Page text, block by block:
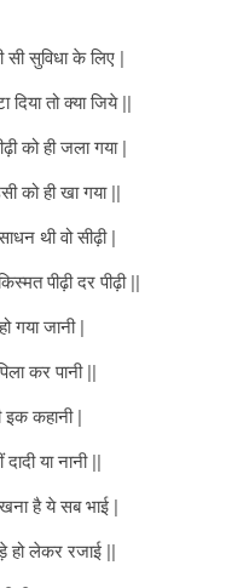
सुविधा के लिए |
तो क्या जिये ||
को ही जला गया |
को ही खा गया ||
थी वो सीढ़ी |
पीढ़ी दर पीढ़ी ||
गया जानी |
कर पानी ||
कहानी |
या नानी ||
है ये सब भाई |
हो लेकर रजाई ||